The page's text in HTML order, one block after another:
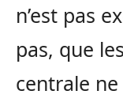
n’est pas
pas, que
centrale